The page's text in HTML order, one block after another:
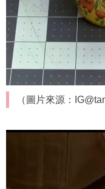
（圖片來源：